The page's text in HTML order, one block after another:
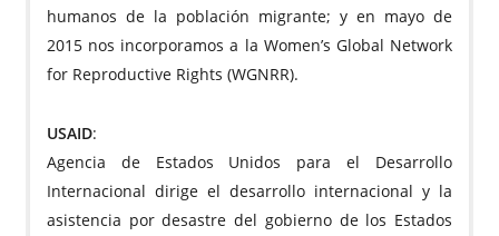
humanos de la población migrante; y en mayo de
2015 nos incorporamos a la Women’s Global Network
for Reproductive Rights (WGNRR).
USAID:
Agencia de Estados Unidos para el Desarrollo
Internacional dirige el desarrollo internacional y la
asistencia por desastre del gobierno de los Estados